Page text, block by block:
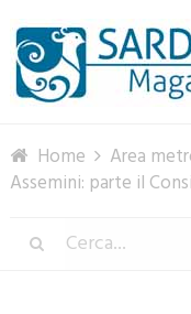
Home Area
Assemini: parte il